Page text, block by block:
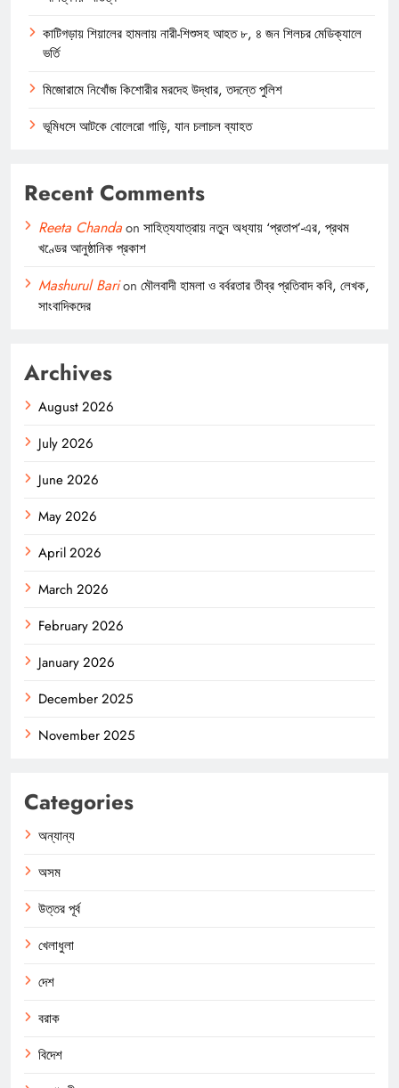
কাটিগড়ায় শিয়ালের হামলায় নারী-শিশুসহ আহত ৮, ৪ জন শিলচর মেডিক্যালে
ভর্তি
মিজোরামে নিখোঁজ কিশোরীর মরদেহ উদ্ধার, তদন্তে পুলিশ
ভূমিধসে আটকে বোলেরো গাড়ি, যান চলাচল ব্যাহত
Recent Comments
Reeta Chandaon সাহিত্যযাত্রায় নতুন অধ্যায় ‘প্রতাপ’-এর, প্রথম
খণ্ডের আনুষ্ঠানিক প্রকাশ
Mashurul Barion মৌলবাদী হামলা ও বর্বরতার তীব্র প্রতিবাদ কবি, লেখক,
সাংবাদিকদের
Archives
August 2026
July 2026
June 2026
May 2026
April 2026
March 2026
February 2026
January 2026
December 2025
November 2025
Categories
অন্যান্য
অসম
উত্তর পূর্ব
খেলাধুলা
দেশ
বরাক
বিদেশ